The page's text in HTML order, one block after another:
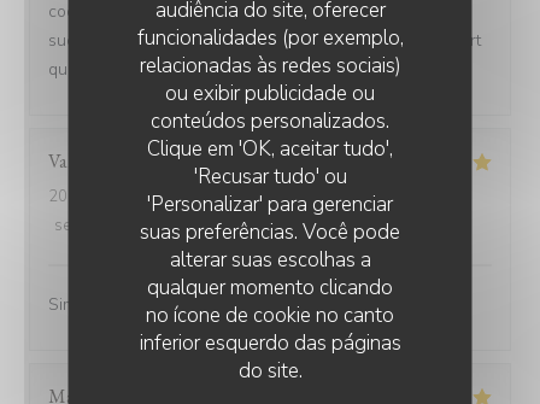
audiência do site, oferecer
funcionalidades (por exemplo,
relacionadas às redes sociais)
ou exibir publicidade ou
conteúdos personalizados.
Clique em 'OK, aceitar tudo',
'Recusar tudo' ou
'Personalizar' para gerenciar
suas preferências. Você pode
alterar suas escolhas a
qualquer momento clicando
no ícone de cookie no canto
inferior esquerdo das páginas
do site.
cocktails sont très bon la viande très tendre les sauces
succulentes et pour finir les desserts délicieux le rapport
qualité prix et très abordable.
Valérie
2026-07-08
- 12:15 - guests 2
service
ambience:5/5 menu 5/5 quality_price
Simplement parfait
Marianne